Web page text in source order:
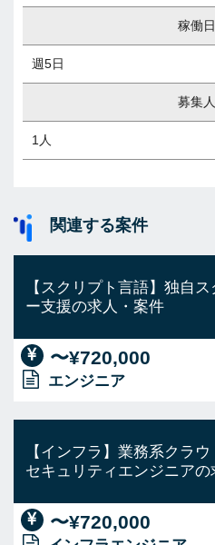
稼働
週5日
募集
1人
関連する案件
【スクリプト言語】独自
ー支援の求人・案件
〜¥720,000
エンジニア
【インフラ】業務系クラ
セキュリティエンジニアの
〜¥720,000